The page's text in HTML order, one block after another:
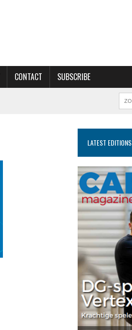
CONTACT SUBSCRIBE
LATEST EDITIONS